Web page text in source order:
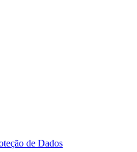
de Dados